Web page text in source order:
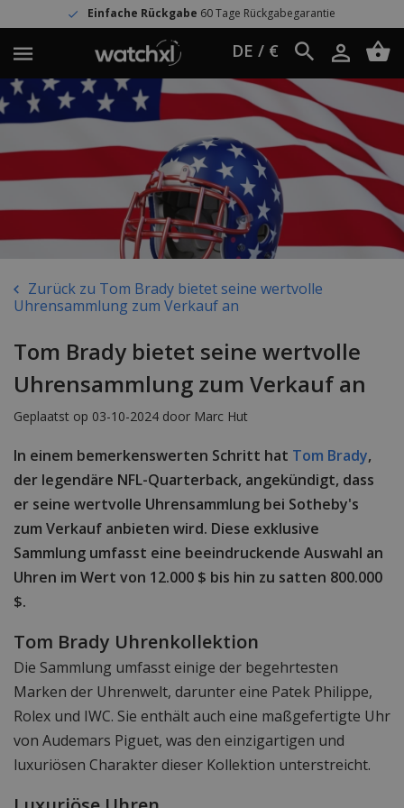
Einfache Rückgabe 60 Tage Rückgabegarantie
DE / €
Zurück zu Tom Brady bietet seine wertvolle
Uhrensammlung zum Verkauf an
Tom Brady bietet seine wertvolle
Uhrensammlung zum Verkauf an
Geplaatst op 03-10-2024 door Marc Hut
In einem bemerkenswerten Schritt hat Tom Brady,
der legendäre NFL-Quarterback, angekündigt, dass
er seine wertvolle Uhrensammlung bei Sotheby's
zum Verkauf anbieten wird. Diese exklusive
Sammlung umfasst eine beeindruckende Auswahl an
Uhren im Wert von 12.000 $ bis hin zu satten 800.000
$.
Tom Brady Uhrenkollektion
Die Sammlung umfasst einige der begehrtesten
Marken der Uhrenwelt, darunter eine Patek Philippe,
Rolex und IWC. Sie enthält auch eine maßgefertigte Uhr
von Audemars Piguet, was den einzigartigen und
luxuriösen Charakter dieser Kollektion unterstreicht.